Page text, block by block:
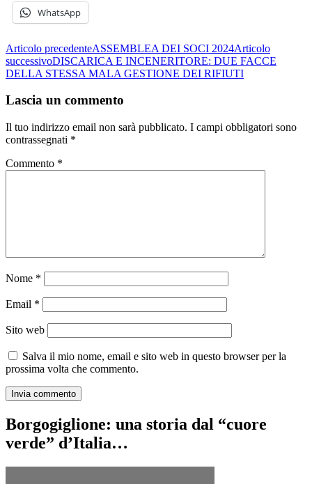
WhatsApp
Navigazione
articolo
Articolo precedenteASSEMBLEA DEI SOCI 2024Articolo
successivoDISCARICA E INCENERITORE: DUE FACCE
DELLA STESSA MALA GESTIONE DEI RIFIUTI
Lascia un commento
Il tuo indirizzo email non sarà pubblicato. I campi obbligatori sono
contrassegnati *
Commento *
Nome *
Email *
Sito web
Salva il mio nome, email e sito web in questo browser per la
prossima volta che commento.
Borgogiglione: una storia dal “cuore
verde” d’Italia…